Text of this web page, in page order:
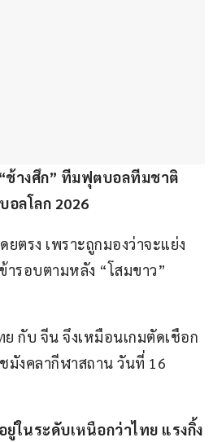
างศึก” ทีมฟุตบอลทีมชาติ
ลโลก 2026
ยตรง เพราะถูกมองว่าจะแย่ง
ารอบตามหลัง “โสมขาว”
กับ จีน จึงเหมือนเกมตัดเชือก
มังคลากีฬาสถาน วันที่ 16
ในระดับเหนือกว่าไทย แรงกิ้ง